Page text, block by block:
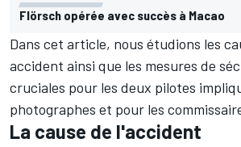
Flörsch opérée avec succès à Macao
Dans cet article, nous étudions les
accident ainsi que les mesures de
cruciales pour les deux pilotes
photographes et pour les
La cause de l'accident